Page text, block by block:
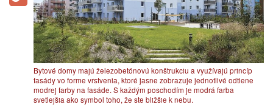
Bytové domy majú železobetónovú konštrukciu a využívajú princíp
fasády vo forme vrstvenia, ktoré jasne zobrazuje jednotlivé odtiene
modrej farby na fasáde. S každým poschodím je modrá farba
svetlejšia ako symbol toho, že ste bližšie k nebu.